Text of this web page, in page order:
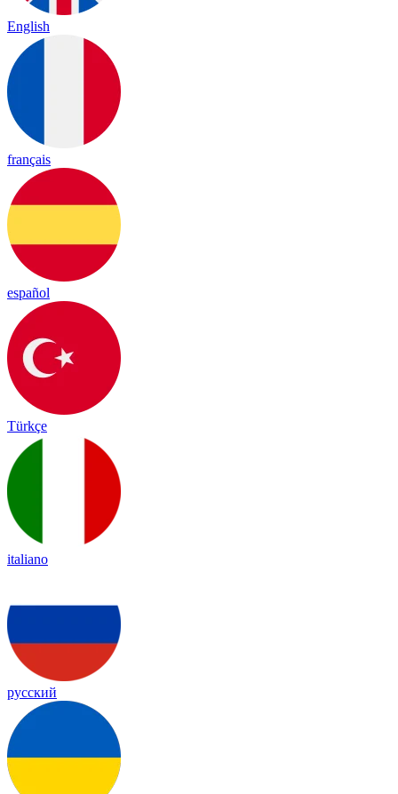
English
français
español
Türkçe
italiano
русский